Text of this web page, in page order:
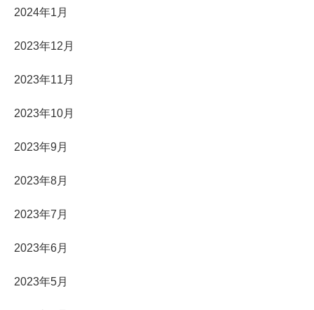
2024年1月
2023年12月
2023年11月
2023年10月
2023年9月
2023年8月
2023年7月
2023年6月
2023年5月